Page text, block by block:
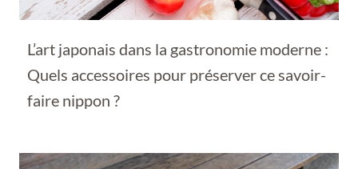
L’art japonais dans la gastronomie moderne :
Quels accessoires pour préserver ce savoir-
faire nippon ?